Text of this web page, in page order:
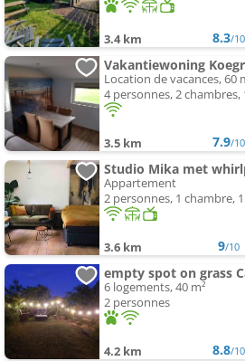
3.4 km 8.3/10
Vakantiewoning
Location de vacances, 60
4 personnes, 2 chambres,
3.5 km 7.9/10
Studio Mika met
Appartement
2 personnes, 1 chambre,
3.6 km 9/10
6 logements, 40 m²
2 personnes
4.2 km 8.8/10